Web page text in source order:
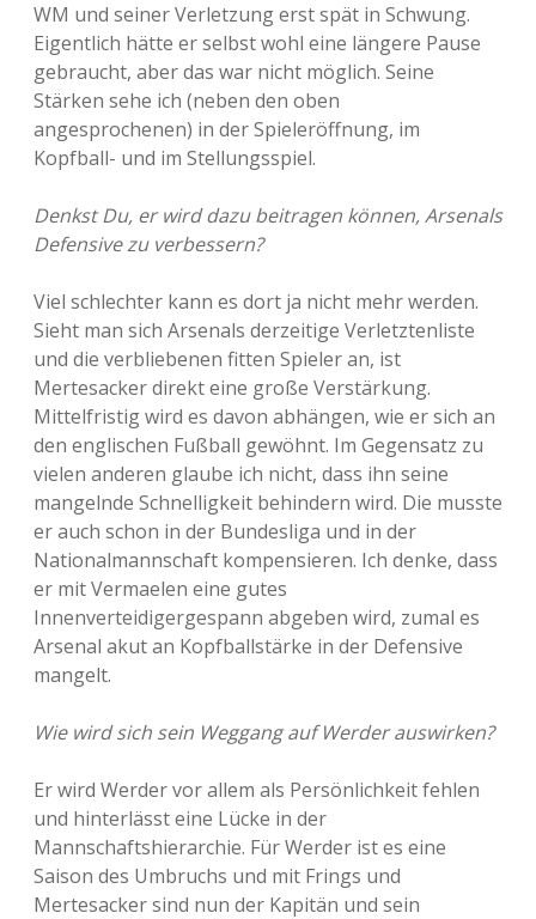
WM und seiner Verletzung erst spät in Schwung.
Eigentlich hätte er selbst wohl eine längere Pause
gebraucht, aber das war nicht möglich. Seine
Stärken sehe ich (neben den oben
angesprochenen) in der Spieleröffnung, im
Kopfball- und im Stellungsspiel.
Denkst Du, er wird dazu beitragen können, Arsenals
Defensive zu verbessern?
Viel schlechter kann es dort ja nicht mehr werden.
Sieht man sich Arsenals derzeitige Verletztenliste
und die verbliebenen fitten Spieler an, ist
Mertesacker direkt eine große Verstärkung.
Mittelfristig wird es davon abhängen, wie er sich an
den englischen Fußball gewöhnt. Im Gegensatz zu
vielen anderen glaube ich nicht, dass ihn seine
mangelnde Schnelligkeit behindern wird. Die musste
er auch schon in der Bundesliga und in der
Nationalmannschaft kompensieren. Ich denke, dass
er mit Vermaelen eine gutes
Innenverteidigergespann abgeben wird, zumal es
Arsenal akut an Kopfballstärke in der Defensive
mangelt.
Wie wird sich sein Weggang auf Werder auswirken?
Er wird Werder vor allem als Persönlichkeit fehlen
und hinterlässt eine Lücke in der
Mannschaftshierarchie. Für Werder ist es eine
Saison des Umbruchs und mit Frings und
Mertesacker sind nun der Kapitän und sein